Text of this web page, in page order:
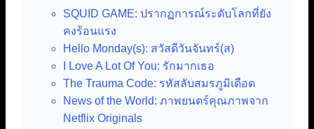
SQUID GAME: ปรากฏการณ์ระดับโลกที่ยัง
คงร้อนแรง
Hello Monday(s): สวัสดีวันจันทร์(ส)
I Love A Lot Of You: รักมากเธอ
The Trauma Code: รหัสลับสมรภูมิเดือด
News of the World: ภาพยนตร์คุณภาพจาก
Netflix Originals